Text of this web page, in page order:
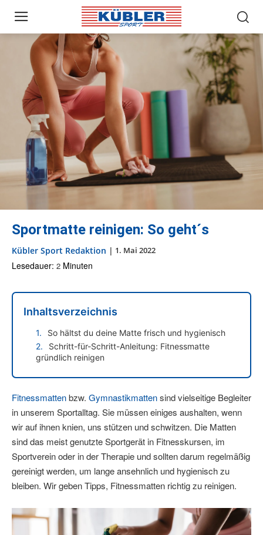
Sportmatte reinigen: So geht´s
Kübler Sport Redaktion | 1. Mai 2022
Lesedauer: 2 Minuten
Inhaltsverzeichnis
So hältst du deine Matte frisch und hygienisch
Schritt-für-Schritt-Anleitung: Fitnessmatte
gründlich reinigen
Fitnessmattenbzw. Gymnastikmattensind vielseitige Begleiter
in unserem Sportalltag. Sie müssen einiges aushalten, wenn
wir auf ihnen knien, uns stützen und schwitzen. Die Matten
sind das meist genutzte Sportgerät in Fitnesskursen, im
Sportverein oder in der Therapie und sollten darum regelmäßig
gereinigt werden, um lange ansehnlich und hygienisch zu
bleiben. Wir geben Tipps, Fitnessmatten richtig zu reinigen.